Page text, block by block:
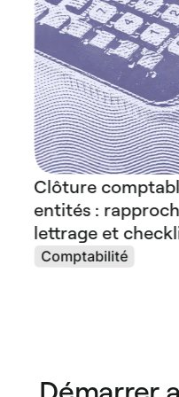
Clôture
entités :
lettrage et
Comptabilité